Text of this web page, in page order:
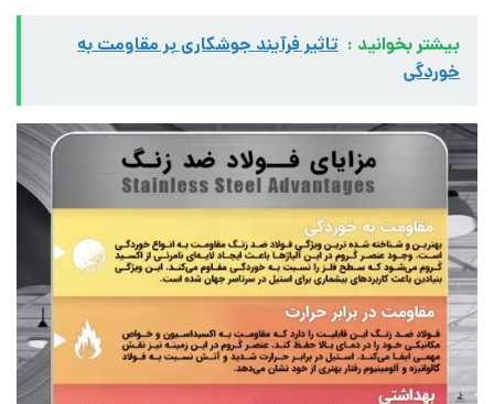
بیشتر بخوانید : تاثیر فرآیند جوشکاری بر مقاومت به
خوردگی